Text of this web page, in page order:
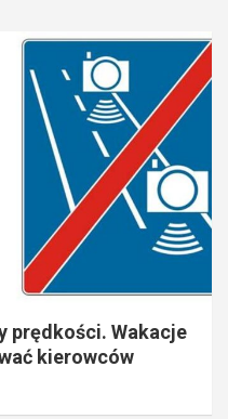
prędkości. Wakacje
kierowców